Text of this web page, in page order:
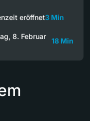
eröffnet3 Min
8. Februar
18 Min